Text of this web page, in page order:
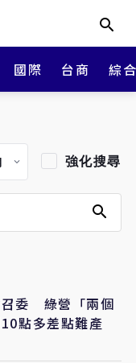
國際 台商 綜
強化搜尋
召委 綠營「兩個
點多差點難產